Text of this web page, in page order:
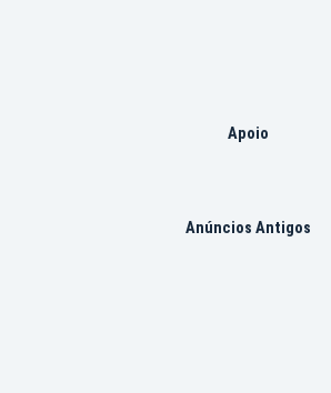
Apoio
Anúncios Antigos